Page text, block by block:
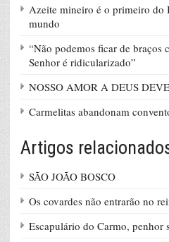
Azeite mineiro é o primeiro do
mundo
“Não podemos ficar de braços
Senhor é ridicularizado”
NOSSO AMOR A DEUS
Carmelitas abandonam
Artigos
SÃO JOÃO BOSCO
Os covardes não entrarão no
Escapulário do Carmo, penhor